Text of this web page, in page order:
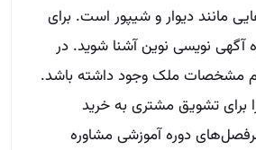
مانند دیوار و شیپور است. برای
آگهی نویسی نوین آشنا شوید. در
مشخصات ملک وجود داشته باشد.
برای تشویق مشتری به خرید
دوره آموزشی مشاوره